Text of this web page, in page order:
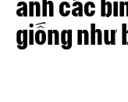
giống như